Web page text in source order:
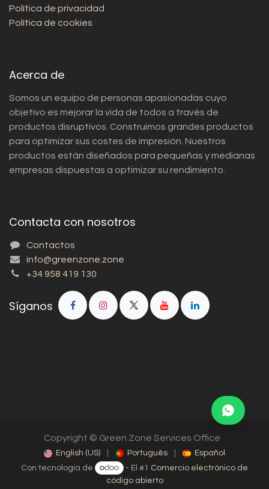
Política de privacidad
Política de cookies
Acerca de
Somos un equipo de personas apasionadas cuyo
objetivo es mejorar la vida de todos a través de
productos disruptivos. Construimos grandes productos
para optimizar sus costes de impresión. Nuestros
productos están diseñados para pequeñas y medianas
empresas dispuestas a optimizar su rendimiento.
Contacta con nosotros
Contactos
info@greenzone.zone
+34 958 419 130
Síganos
Copyright © Green Zone Services Office
English (US) Português
Español
Con tecnología de
- El #1 Comercio electrónico de
código abierto